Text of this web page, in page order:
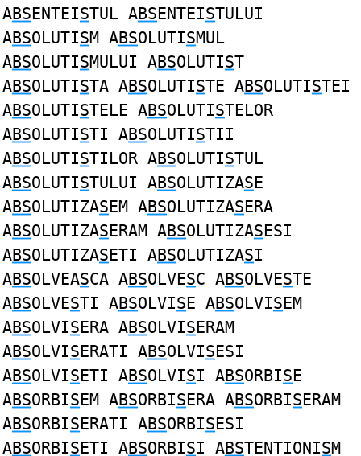
ABSENTEISTUL ABSENTEISTULUI
ABSOLUTISM ABSOLUTISMUL
ABSOLUTISMULUI ABSOLUTIST
ABSOLUTISTA ABSOLUTISTE ABSOLUTISTEI
ABSOLUTISTELE ABSOLUTISTELOR
ABSOLUTISTI ABSOLUTISTII
ABSOLUTISTILOR ABSOLUTISTUL
ABSOLUTISTULUI ABSOLUTIZASE
ABSOLUTIZASEM ABSOLUTIZASERA
ABSOLUTIZASERAM ABSOLUTIZASESI
ABSOLUTIZASETI ABSOLUTIZASI
ABSOLVEASCA ABSOLVESC ABSOLVESTE
ABSOLVESTI ABSOLVISE ABSOLVISEM
ABSOLVISERA ABSOLVISERAM
ABSOLVISERATI ABSOLVISESI
ABSOLVISETI ABSOLVISI ABSORBISE
ABSORBISEM ABSORBISERA ABSORBISERAM
ABSORBISERATI ABSORBISESI
ABSORBISETI ABSORBISI ABSTENTIONISM